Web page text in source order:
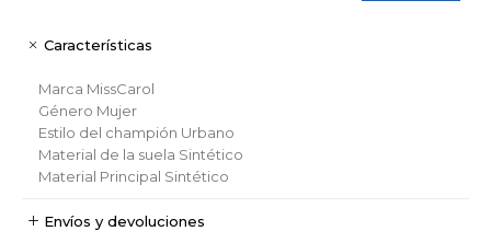
Características
Marca MissCarol
Género Mujer
Estilo del champión Urbano
Material de la suela Sintético
Material Principal Sintético
Envíos y devoluciones